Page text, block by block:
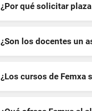
¿Por qué solicitar
¿Son los docentes un
¿Los cursos de